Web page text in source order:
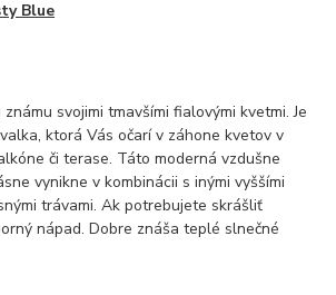
Blue
svojimi tmavšími fialovými kvetmi. Je
ktorá Vás očarí v záhone kvetov v
či terase. Táto moderná vzdušne
vynikne v kombinácii s inými vyššími
trávami. Ak potrebujete skrášliť
nápad. Dobre znáša teplé slnečné